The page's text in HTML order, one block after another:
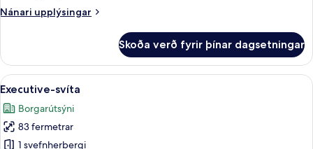
Nánari upplýsingar
Nánari
herbergi
(Deluxe)
Skoða verð fyrir þínar dagsetningar
Skoða
allar
myndir
fyrir
Executive-
Executive-svíta | Stofa |
6
Executive-svíta
Borgarútsýni
83 fermetrar
1 svefnherbergi